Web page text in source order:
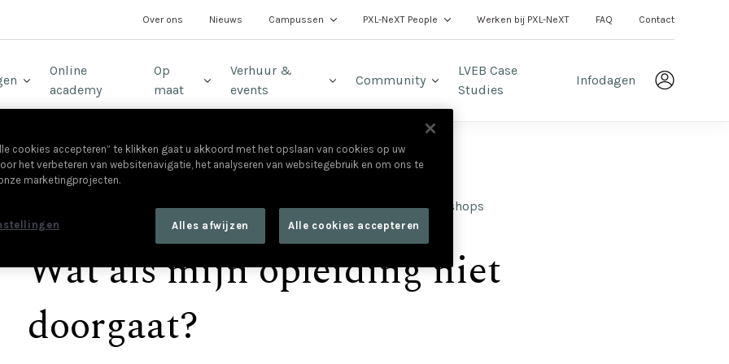
Over ons Nieuws Campussen PXL-NeXT People Werken bij PXL-NeXT FAQ Contact
Online
academy
Op
maat
Verhuur &
events
Community
LVEB Case
Studies
Infodagen
Kortlopende opleidingen, studiedagen, seminaries, lezingen en workshops
Wat als mijn opleiding niet
doorgaat?
cookies accepteren” te klikken gaat u akkoord met het opslaan van cookies op uw
het verbeteren van websitenavigatie, het analyseren van websitegebruik en om ons te
marketingprojecten.
Alles afwijzen Alle cookies accepteren